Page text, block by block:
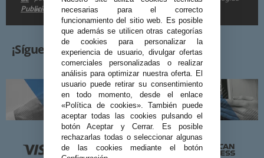
en la
Publicidad
¡Síguenos!
necesarias para el correcto
funcionamiento del sitio web. Es posible
que además se utilicen otras categorías
de cookies para personalizar la
experiencia de usuario, divulgar ofertas
comerciales personalizadas o realizar
análisis para optimizar nuestra oferta. El
usuario puede retirar su consentimiento
en todo momento, desde el enlace
«Política de cookies». También puede
aceptar todas las cookies pulsando el
botón Aceptar y Cerrar. Es posible
rechazarlas todas o seleccionar algunas
de las cookies mediante el botón